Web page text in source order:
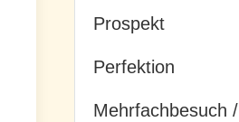
Prospekt
Perfektion
Mehrfachbesuch /